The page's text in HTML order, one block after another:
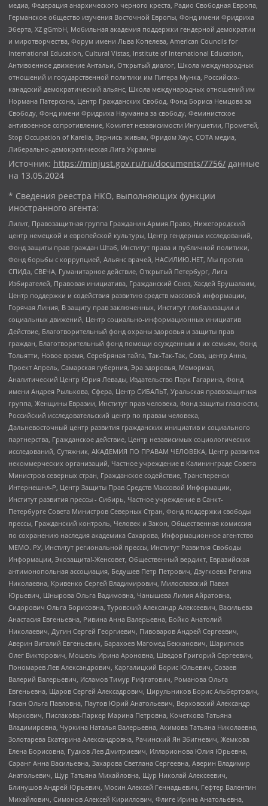
медиа, Федерация анархического черного креста, Радио Свободная Европа,
Германское общество изучения Восточной Европы, Фонд имени Фридриха
Эберта, XZ gGmbH, Мобильная академия поддержки гендерной демократии
и миротворчества, Форум имени Льва Копелева, American Councils for
International Education, Cultural Vistas, Institute of International Education,
Антивоенное движение Антальи, Открытый диалог, Школа международных
отношений и государственной политики им Питера Мунка, Российско-
канадский демократический альянс, Школа международных отношений им
Нормана Патерсона, Центр Гражданских Свобод, Фонд Бориса Немцова за
Свободу, Фонд имени Фридриха Науманна за свободу, Феминистское
антивоенное сопротивление, Комитет независимости Ингушетии, Прометей,
Stop Occupation of Karelia, Вернись живым, Фридом Хаус, СОТА медиа,
Либерально-демократическая Лига Украины
Источник: https://minjust.gov.ru/ru/documents/7756/ данные
на 13.05.2024
* Сведения реестра НКО, выполняющих функции
иностранного агента:
Лилит, Правозащитная группа Гражданин.Армия.Право, Нижегородский
центр немецкой и европейской культуры, Центр гендерных исследований,
Фонд защиты прав граждан Штаб, Институт права и публичной политики,
Фонд борьбы с коррупцией, Альянс врачей, НАСИЛИЮ.НЕТ, Мы против
СПИДа, СВЕЧА, Гуманитарное действие, Открытый Петербург, Лига
Избирателей, Правовая инициатива, Гражданский Союз, Хасдей Ерушалаим,
Центр поддержки и содействия развитию средств массовой информации,
Горячая Линия, В защиту прав заключенных, Институт глобализации и
социальных движений, Центр социально-информационных инициатив
Действие, Благотворительный фонд охраны здоровья и защиты прав
граждан, Благотворительный фонд помощи осужденным и их семьям, Фонд
Тольятти, Новое время, Серебряная тайга, Так-Так-Так, Сова, центр Анна,
Проект Апрель, Самарская губерния, Эра здоровья, Мемориал,
Аналитический Центр Юрия Левады, Издательство Парк Гагарина, Фонд
имени Андрея Рылькова, Сфера, Центр СИБАЛЬТ, Уральская правозащитная
группа, Женщины Евразии, Институт прав человека, Фонд защиты гласности,
Российский исследовательский центр по правам человека,
Дальневосточный центр развития гражданских инициатив и социального
партнерства, Гражданское действие, Центр независимых социологических
исследований, Сутяжник, АКАДЕМИЯ ПО ПРАВАМ ЧЕЛОВЕКА, Центр развития
некоммерческих организаций, Частное учреждение в Калининграде Совета
Министров северных стран, Гражданское содействие, Трансперенси
Интернешнл-Р, Центр Защиты Прав Средств Массовой Информации,
Институт развития прессы - Сибирь, Частное учреждение в Санкт-
Петербурге Совета Министров Северных Стран, Фонд поддержки свободы
прессы, Гражданский контроль, Человек и Закон, Общественная комиссия
по сохранению наследия академика Сахарова, Информационное агентство
МЕМО. РУ, Институт региональной прессы, Институт Развития Свободы
Информации, Экозащита!-Женсовет, Общественный вердикт, Евразийская
антимонопольная ассоциация, Бедушев Петр Петрович, Дзугкоева Регина
Николаевна, Кривенко Сергей Владимирович, Милославский Павел
Юрьевич, Шнырова Ольга Вадимовна, Чанышева Лилия Айратовна,
Сидорович Ольга Борисовна, Туровский Александр Алексеевич, Васильева
Анастасия Евгеньевна, Ривина Анна Валерьевна, Бойко Анатолий
Николаевич, Дугин Сергей Георгиевич, Пивоваров Андрей Сергеевич,
Аверин Виталий Евгеньевич, Барахоев Магомед Бекханович, Шарипков
Олег Викторович, Мошель Ирина Ароновна, Шведов Григорий Сергеевич,
Пономарев Лев Александрович, Каргалицкий Борис Юльевич, Созаев
Валерий Валерьевич, Исламов Тимур Рифгатович, Романова Ольга
Евгеньевна, Щаров Сергей Алексадрович, Цирульников Борис Альбертович,
Гасан Ольга Павловна, Паутов Юрий Анатольевич, Верховский Александр
Маркович, Пислакова-Паркер Марина Петровна, Кочеткова Татьяна
Владимировна, Чуркина Наталья Валерьевна, Акимова Татьяна Николаевна,
Золотарева Екатерина Александровна, Рачинский Ян Збигневич, Жемкова
Елена Борисовна, Гудков Лев Дмитриевич, Илларионова Юлия Юрьевна,
Саранг Анна Васильевна, Захарова Светлана Сергеевна, Аверин Владимир
Анатольевич, Щур Татьяна Михайловна, Щур Николай Алексеевич,
Блинушов Андрей Юрьевич, Мосин Алексей Геннадьевич, Гефтер Валентин
Михайлович, Симонов Алексей Кириллович, Флиге Ирина Анатольевна,